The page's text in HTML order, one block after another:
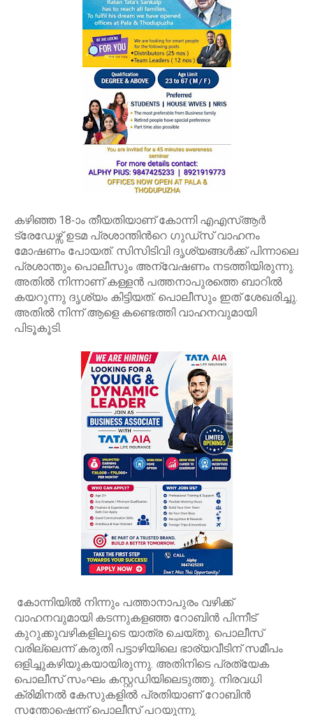
കഴിഞ്ഞ 18-ാം തീയതിയാണ് കോന്നി എഎസ്ആർ
ട്രേഡേഴ്സ് ഉടമ പ്രശാന്തിന്‍റെ ഗുഡ്സ് വാഹനം
മോഷണം പോയത്. സിസിടിവി ദൃശ്യങ്ങൾക്ക് പിന്നാലെ
പ്രശാന്തും പൊലീസും അന്വേഷണം നടത്തിയിരുന്നു.
അതിൽ നിന്നാണ് കള്ളൻ പത്തനാപുരത്തെ ബാറിൽ
കയറുന്നു ദൃശ്യം കിട്ടിയത്. പൊലീസും ഇത് ശേഖരിച്ചു.
അതിൽ നിന്ന് ആളെ കണ്ടെത്തി വാഹനവുമായി
പിടൂകൂടി.
കോന്നിയിൽ നിന്നും പത്താനാപുരം വഴിക്ക്
വാഹനവുമായി കടന്നുകളഞ്ഞ റോബിൻ പിന്നീട്
കുറുക്കുവഴികളിലൂടെ യാത്ര ചെയ്തു. പൊലീസ്
വരില്ലെന്ന് കരുതി പട്ടാഴിയിലെ ഭാര്യവീടിന് സമീപം
ഒളിച്ചുകഴിയുകയായിരുന്നു. അതിനിടെ പ്രത്യേക
പൊലീസ് സംഘം കസ്റ്റഡിയിലെടുത്തു. നിരവധി
ക്രിമിനൽ കേസുകളിൽ പ്രതിയാണ് റോബിൻ
സന്തോഷെന്ന് പൊലീസ് പറയുന്നു.